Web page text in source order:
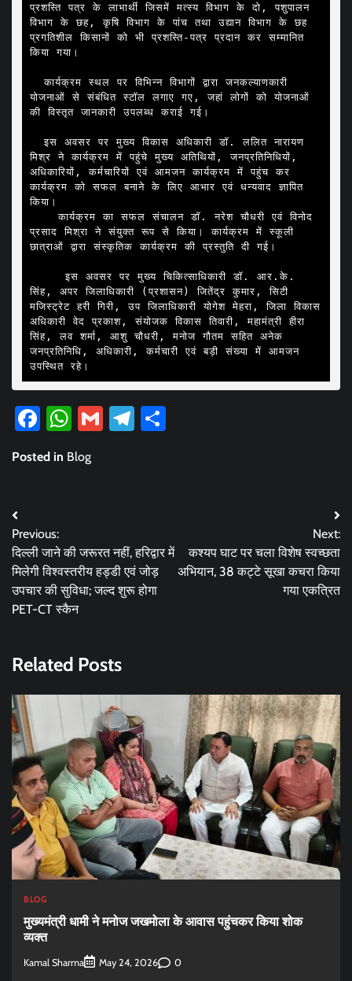
प्रशस्ति पत्र के लाभार्थी जिसमें मत्स्य विभाग के दो, पशुपालन
विभाग के छह, कृषि विभाग के पांच तथा उद्यान विभाग के छह
प्रगतिशील किसानों को भी प्रशस्ति-पत्र प्रदान कर सम्मानित
किया गया।
  कार्यक्रम स्थल पर विभिन्न विभागों द्वारा जनकल्याणकारी
योजनाओं से संबंधित स्टॉल लगाए गए, जहां लोगों को योजनाओं
की विस्तृत जानकारी उपलब्ध कराई गई।
  इस अवसर पर मुख्य विकास अधिकारी डॉ. ललित नारायण
मिश्र ने कार्यक्रम में पहुंचे मुख्य अतिथियों, जनप्रतिनिधियों,
अधिकारियों, कर्मचारियों एवं आमजन कार्यक्रम में पहुंच कर
कार्यक्रम को सफल बनाने के लिए आभार एवं धन्यवाद ज्ञापित
किया।
    कार्यक्रम का सफल संचालन डॉ. नरेश चौधरी एवं विनोद
प्रसाद मिश्रा ने संयुक्त रूप से किया। कार्यक्रम में स्कूली
छात्राओं द्वारा संस्कृतिक कार्यक्रम की प्रस्तुति दी गई।
     इस अवसर पर मुख्य चिकित्साधिकारी डॉ. आर.के.
सिंह, अपर जिलाधिकारी (प्रशासन) जितेंद्र कुमार, सिटी
मजिस्ट्रेट हरी गिरी, उप जिलाधिकारी योगेश मेहरा, जिला विकास
अधिकारी वेद प्रकाश, संयोजक विकास तिवारी, महामंत्री हीरा
सिंह, लव शर्मा, आशु चौधरी, मनोज गौतम सहित अनेक
जनप्रतिनिधि, अधिकारी, कर्मचारी एवं बड़ी संख्या में आमजन
उपस्थित रहे।
Facebook
WhatsApp
GmailTelegram
Posted in Blog
Post
navigation
Previous:
दिल्ली जाने की जरूरत नहीं, हरिद्वार में
मिलेगी विश्वस्तरीय हड्डी एवं जोड़
उपचार की सुविधा; जल्द शुरू होगा
PET-CT स्कैन
Next:
कश्यप घाट पर चला विशेष स्वच्छता
अभियान, 38 कट्टे सूखा कचरा किया
गया एकत्रित
Related Posts
BLOG
मुख्यमंत्री धामी ने मनोज जखमोला के आवास पहुंचकर किया शोक
व्यक्त
Kamal Sharma May 24, 2026 0